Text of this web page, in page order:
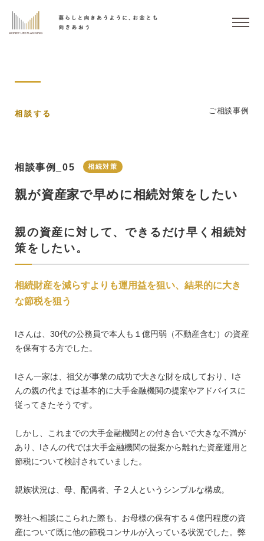
相談する ご相談事例
相談事例_05 相続対策
親が資産家で早めに相続対策をしたい
親の資産に対して、できるだけ早く相続対
策をしたい。
相続財産を減らすよりも運用益を狙い、結果的に大き
な節税を狙う
Iさんは、30代の公務員で本人も１億円弱（不動産含む）の資産
を保有する方でした。
Iさん一家は、祖父が事業の成功で大きな財を成しており、Iさ
んの親の代までは基本的に大手金融機関の提案やアドバイスに
従ってきたそうです。
しかし、これまでの大手金融機関との付き合いで大きな不満が
あり、Iさんの代では大手金融機関の提案から離れた資産運用と
節税について検討されていました。
親族状況は、母、配偶者、子２人というシンプルな構成。
弊社へ相談にこられた際も、お母様の保有する４億円程度の資
産について既に他の節税コンサルが入っている状況でした。弊